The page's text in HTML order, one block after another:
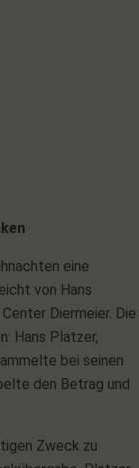
eine
von Hans
Diermeier. Die
Hans Platzer,
bei seinen
den Betrag und
Zweck zu